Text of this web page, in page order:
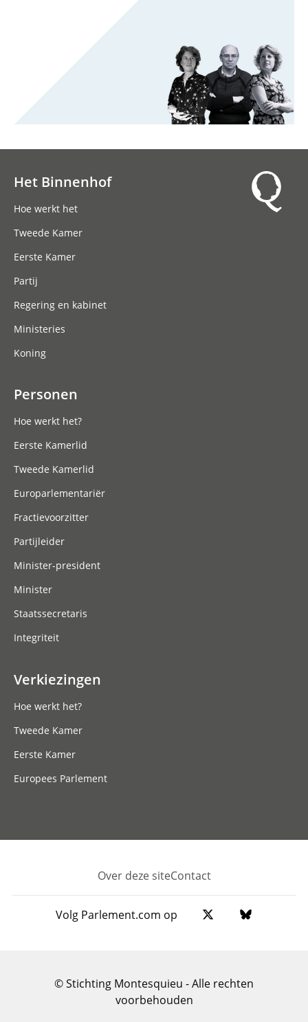
Het Binnenhof
Hoe werkt het
Tweede Kamer
Eerste Kamer
Partij
Regering en kabinet
Ministeries
Koning
Personen
Hoe werkt het?
Eerste Kamerlid
Tweede Kamerlid
Europarlementariër
Fractievoorzitter
Partijleider
Minister-president
Minister
Staatssecretaris
Integriteit
Verkiezingen
Hoe werkt het?
Tweede Kamer
Eerste Kamer
Europees Parlement
Footer
Over deze siteContact
Volg Parlement.com op
© Stichting Montesquieu - Alle rechten
voorbehouden